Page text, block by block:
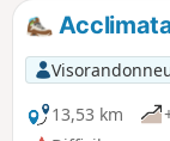
13,53 km